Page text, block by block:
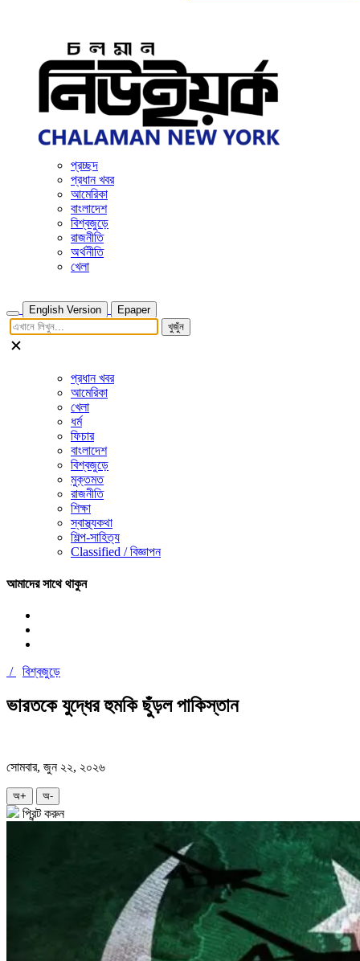
প্রচ্ছদ
প্রধান খবর
আমেরিকা
বাংলাদেশ
বিশ্বজুড়ে
রাজনীতি
অর্থনীতি
খেলা
English Version
Epaper
খুজুঁন
প্রধান খবর
আমেরিকা
খেলা
ধর্ম
ফিচার
বাংলাদেশ
বিশ্বজুড়ে
মুক্তমত
রাজনীতি
শিক্ষা
স্বাস্থ্যকথা
শিল্প-সাহিত্য
Classified / বিজ্ঞাপন
আমাদের সাথে থাকুন
/ বিশ্বজুড়ে
ভারতকে যুদ্ধের হুমকি ছুঁড়ল পাকিস্তান
সোমবার, জুন ২২, ২০২৬
অ+ অ-
প্রিন্ট করুন